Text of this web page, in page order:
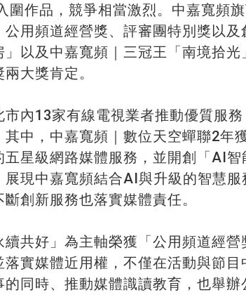
圍作品，競爭相當激烈。中嘉寬頻
用頻道經營獎、評審團特別獎以
以及中嘉寬頻｜三冠王「南境拾
大獎肯定。
市內13家有線電視業者推動優質服
中，中嘉寬頻｜數位天空蟬聯2年
星級網路媒體服務，並開創「AI
現中嘉寬頻結合AI與升級的智慧
創新服務也落實媒體責任。
共好」為主軸榮獲「公用頻道經
實媒體近用權，不僅在活動與節
同時、推動媒體識讀教育，也舉